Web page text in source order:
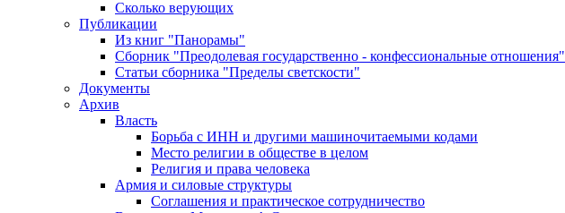
Сколько верующих
Публикации
Из книг "Панорамы"
Сборник "Преодолевая государственно - конфессиональные отношения"
Статьи сборника "Пределы светскости"
Документы
Архив
Власть
Борьба с ИНН и другими машиночитаемыми кодами
Место религии в обществе в целом
Религия и права человека
Армия и силовые структуры
Соглашения и практическое сотрудничество